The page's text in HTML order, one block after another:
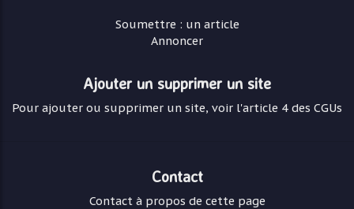
Soumettre : un article
Annoncer
Ajouter un supprimer un site
Pour ajouter ou supprimer un site, voir l'article 4 des CGUs
Contact
Contact à propos de cette page